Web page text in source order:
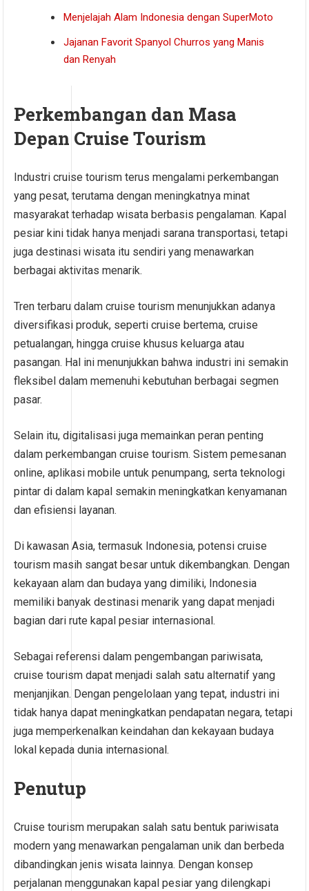
Menjelajah Alam Indonesia dengan SuperMoto
Jajanan Favorit Spanyol Churros yang Manis
dan Renyah
Perkembangan dan Masa
Depan Cruise Tourism
Industri cruise tourism terus mengalami perkembangan
yang pesat, terutama dengan meningkatnya minat
masyarakat terhadap wisata berbasis pengalaman. Kapal
pesiar kini tidak hanya menjadi sarana transportasi, tetapi
juga destinasi wisata itu sendiri yang menawarkan
berbagai aktivitas menarik.
Tren terbaru dalam cruise tourism menunjukkan adanya
diversifikasi produk, seperti cruise bertema, cruise
petualangan, hingga cruise khusus keluarga atau
pasangan. Hal ini menunjukkan bahwa industri ini semakin
fleksibel dalam memenuhi kebutuhan berbagai segmen
pasar.
Selain itu, digitalisasi juga memainkan peran penting
dalam perkembangan cruise tourism. Sistem pemesanan
online, aplikasi mobile untuk penumpang, serta teknologi
pintar di dalam kapal semakin meningkatkan kenyamanan
dan efisiensi layanan.
Di kawasan Asia, termasuk Indonesia, potensi cruise
tourism masih sangat besar untuk dikembangkan. Dengan
kekayaan alam dan budaya yang dimiliki, Indonesia
memiliki banyak destinasi menarik yang dapat menjadi
bagian dari rute kapal pesiar internasional.
Sebagai referensi dalam pengembangan pariwisata,
cruise tourism dapat menjadi salah satu alternatif yang
menjanjikan. Dengan pengelolaan yang tepat, industri ini
tidak hanya dapat meningkatkan pendapatan negara, tetapi
juga memperkenalkan keindahan dan kekayaan budaya
lokal kepada dunia internasional.
Penutup
Cruise tourism merupakan salah satu bentuk pariwisata
modern yang menawarkan pengalaman unik dan berbeda
dibandingkan jenis wisata lainnya. Dengan konsep
perjalanan menggunakan kapal pesiar yang dilengkapi